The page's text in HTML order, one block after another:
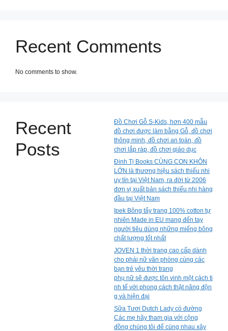
Recent Comments
No comments to show.
Recent
Posts
Đồ Chơi Gỗ S-Kids, hơn 400 mẫu
đồ chơi được làm bằng Gỗ, đồ chơi
thông minh, đồ chơi an toàn, đồ
chơi lắp ráp, đồ chơi giáo dục
Đinh Tị Books CÙNG CON KHÔN
LỚN là thương hiệu sách thiếu nhi
uy tín tại Việt Nam, ra đời từ 2006
đơn vị xuất bản sách thiếu nhi hàng
đầu tại Việt Nam
Ipek Bông tẩy trang 100% cotton tự
nhiên Made in EU mang đến tay
người tiêu dùng những miếng bông
chất lượng tốt nhất
JOVEN 1 thời trang cao cấp dành
cho phái nữ văn phòng cùng các
bạn trẻ yêu thời trang
phụ nữ sẽ được tôn vinh một cách ti
nh tế với phong cách thật năng độn
g và hiện đại
Sữa Tươi Dutch Lady có đường
Các mẹ hãy tham gia với cộng
đồng chúng tôi để cùng nhau xây